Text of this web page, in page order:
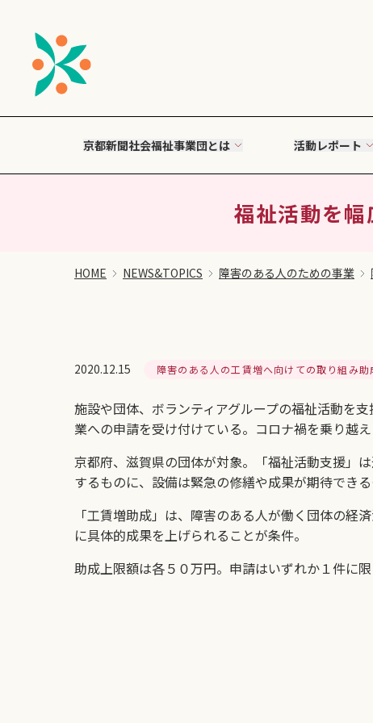
京都新聞社会福祉事業団とは 活動レポート
福祉活動を
HOME NEWS&TOPICS 障害のある人のための事業
2020.12.15 障害のある人の工賃増へ向けての取り組み助
施設や団体、ボランティアグループの福祉活動を
業への申請を受け付けている。コロナ禍を乗り越
京都府、滋賀県の団体が対象。「福祉活動支援」
するものに、設備は緊急の修繕や成果が期待できる
「工賃増助成」は、障害のある人が働く団体の
に具体的成果を上げられることが条件。
助成上限額は各５０万円。申請はいずれか１件に